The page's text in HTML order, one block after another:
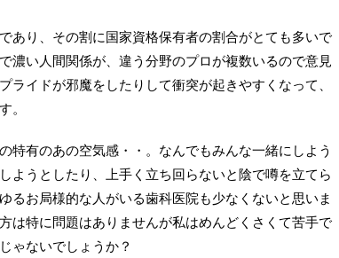
あり、その割に国家資格保有者の割合がとても多いで
濃い人間関係が、違う分野のプロが複数いるので意見
ライドが邪魔をしたりして衝突が起きやすくなって、
。
特有のあの空気感・・。なんでもみんな一緒にしよう
ようとしたり、上手く立ち回らないと陰で噂を立てら
るお局様的な人がいる歯科医院も少なくないと思いま
は特に問題はありませんが私はめんどくさくて苦手で
ゃないでしょうか？